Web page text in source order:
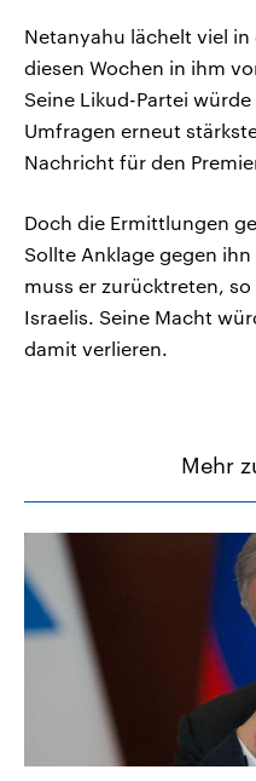
Netanyahu lächelt viel
diesen Wochen in ihm
Seine Likud-Partei
Umfragen erneut
Nachricht für den
Doch die Ermittlungen
Sollte Anklage gegen
muss er zurücktreten,
Israelis. Seine Macht
damit verlieren.
Mehr